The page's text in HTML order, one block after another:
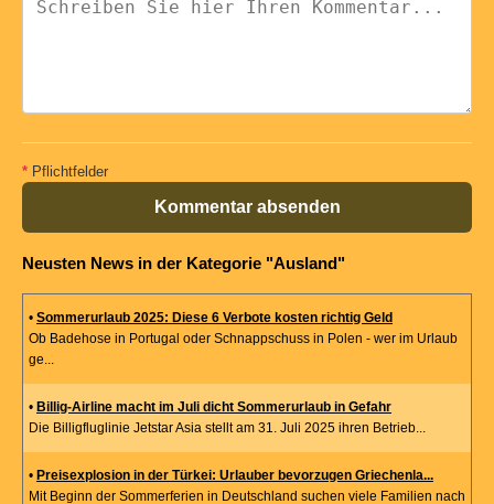
* Pflichtfelder
Kommentar absenden
Neusten News in der Kategorie "Ausland"
• Sommerurlaub 2025: Diese 6 Verbote kosten richtig Geld
Ob Badehose in Portugal oder Schnappschuss in Polen - wer im Urlaub
ge...
• Billig-Airline macht im Juli dicht Sommerurlaub in Gefahr
Die Billigfluglinie Jetstar Asia stellt am 31. Juli 2025 ihren Betrieb...
• Preisexplosion in der Türkei: Urlauber bevorzugen Griechenla...
Mit Beginn der Sommerferien in Deutschland suchen viele Familien nach